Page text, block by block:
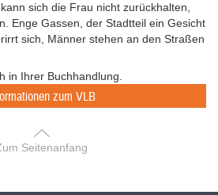
sich die Frau nicht zurückhalten,
Enge Gassen, der Stadtteil ein Gesicht
sich, Männer stehen an den Straßen
in Ihrer Buchhandlung.
zum VLB
Seitenanfang